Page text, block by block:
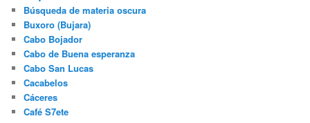
Búsqueda de materia oscura
Buxoro (Bujara)
Cabo Bojador
Cabo de Buena esperanza
Cabo San Lucas
Cacabelos
Cáceres
Café S7ete